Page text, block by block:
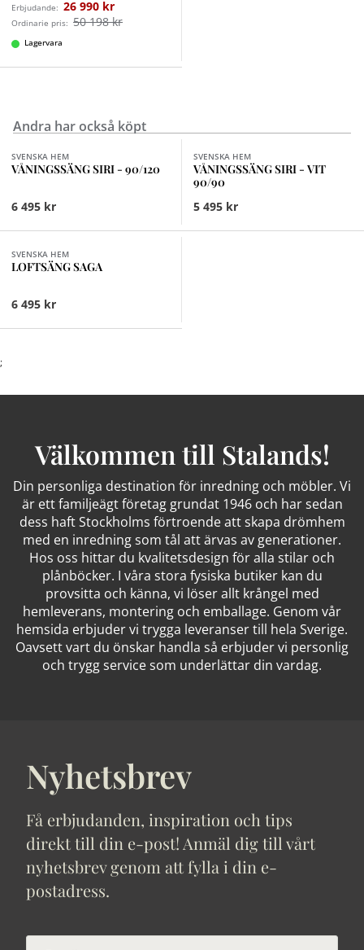
Erbjudande: 26 990 kr
Ordinarie pris: 50 198 kr
Lagervara
Andra har också köpt
Finns i fler val (2)
SVENSKA HEM
VÅNINGSSÄNG SIRI - 90/120
6 495 kr
SVENSKA HEM
VÅNINGSSÄNG SIRI - VIT
90/90
5 495 kr
SVENSKA HEM
LOFTSÄNG SAGA
6 495 kr
;
Välkommen till Stalands!
Din personliga destination för inredning och möbler. Vi
är ett familjeägt företag grundat 1946 och har sedan
dess haft Stockholms förtroende att skapa drömhem
med en inredning som tål att ärvas av generationer.
Hos oss hittar du kvalitetsdesign för alla stilar och
plånböcker. I våra stora fysiska butiker kan du
provsitta och känna, vi löser allt krångel med
hemleverans, montering och emballage. Genom vår
hemsida erbjuder vi trygga leveranser till hela Sverige.
Oavsett vart du önskar handla så erbjuder vi personlig
och trygg service som underlättar din vardag.
Nyhetsbrev
Få erbjudanden, inspiration och tips
direkt till din e-post! Anmäl dig till vårt
nyhetsbrev genom att fylla i din e-
postadress.